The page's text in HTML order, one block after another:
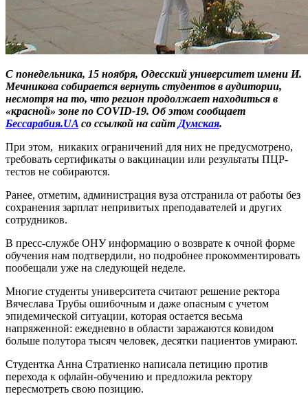
С понедельника, 15 ноября, Одесский университет имени И.
Мечникова собирается вернуть студентов в аудитории,
несмотря на то, что регион продолжает находиться в
«красной» зоне по COVID-19. Об этом сообщает
Бессарабия.UA со ссылкой на сайт Думская.
При этом, никаких ограничений для них не предусмотрено,
требовать сертификаты о вакцинации или результаты ПЦР-
тестов не собираются.
Ранее, отметим, администрация вуза отстранила от работы без
сохранения зарплат непривитых преподавателей и других
сотрудников.
В пресс-службе ОНУ информацию о возврате к очной форме
обучения нам подтвердили, но подробнее прокомментировать
пообещали уже на следующей неделе.
Многие студенты университета считают решение ректора
Вячеслава Трубы ошибочным и даже опасным с учетом
эпидемической ситуации, которая остается весьма
напряженной: ежедневно в области заражаются ковидом
больше полутора тысяч человек, десятки пациентов умирают.
Студентка Анна Стратиенко написала петицию против
перехода к офлайн-обучению и предложила ректору
пересмотреть свою позицию.